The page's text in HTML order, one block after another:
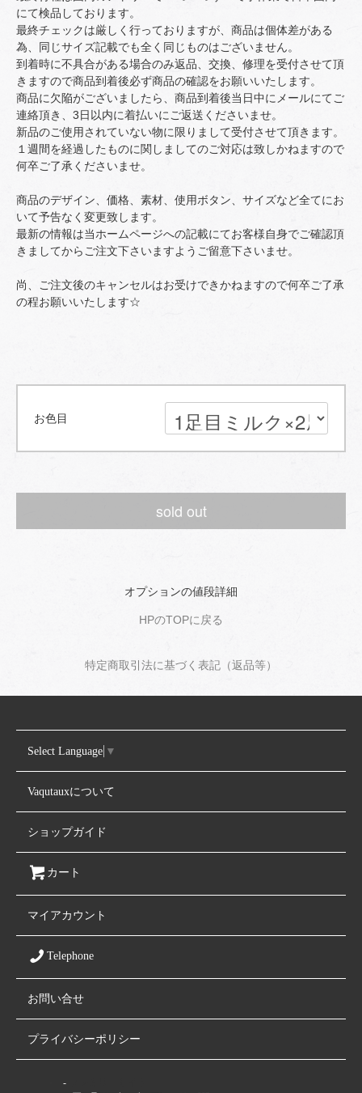
にて検品しております。
最終チェックは厳しく行っておりますが、商品は個体差がある
為、同じサイズ記載でも全く同じものはございません。
到着時に不具合がある場合のみ返品、交換、修理を受付させて頂
きますので商品到着後必ず商品の確認をお願いいたします。
商品に欠陥がございましたら、商品到着後当日中にメールにてご
連絡頂き、3日以内に着払いにご返送くださいませ。
新品のご使用されていない物に限りまして受付させて頂きます。
１週間を経過したものに関しましてのご対応は致しかねますので
何卒ご了承くださいませ。
商品のデザイン、価格、素材、使用ボタン、サイズなど全てにお
いて予告なく変更致します。
最新の情報は当ホームページへの記載にてお客様自身でご確認頂
きましてからご注文下さいますようご留意下さいませ。
尚、ご注文後のキャンセルはお受けできかねますので何卒ご了承
の程お願いいたします☆
お色目
sold out
オプションの値段詳細
HPのTOPに戻る
特定商取引法に基づく表記（返品等）
Select Language ▼
Vaqutauxについて
ショップガイド
カート
マイアカウント
Telephone
お問い合せ
プライバシーポリシー